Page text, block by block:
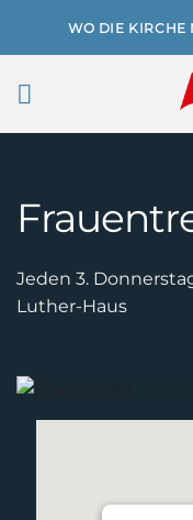
WO DIE KIRCHE
Jeden 3.
Luther-Haus